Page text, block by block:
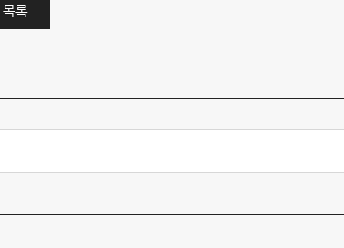
목록